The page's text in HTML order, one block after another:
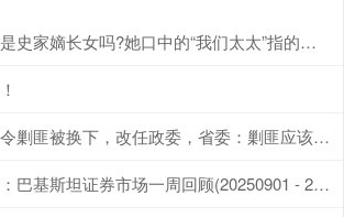
盈配网 史湘云真的是史家嫡长女吗?她口中的“我们太太”指的是谁
上上策 他任军区司令剿匪被换下，改任政委，省委：剿匪应该消灭不是争取_土匪_合江_贺晋年
怀远策略 中经资料：巴基斯坦证券市场一周回顾(20250901 - 20250905)